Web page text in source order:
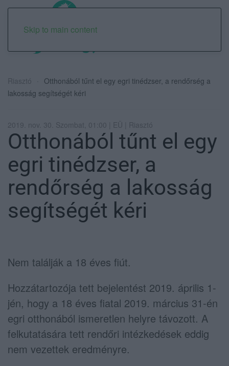
Skip to main content
Riasztó
Otthonából tűnt el egy egri tinédzser, a rendőrség a
lakosság segítségét kéri
2019. nov. 30. Szombat, 01:00 | EÜ | Riasztó
Otthonából tűnt el egy
egri tinédzser, a
rendőrség a lakosság
segítségét kéri
Nem találják a 18 éves fiút.
Hozzátartozója tett bejelentést 2019. április 1-
jén, hogy a 18 éves fiatal 2019. március 31-én
egri otthonából ismeretlen helyre távozott. A
felkutatására tett rendőri intézkedések eddig
nem vezettek eredményre.